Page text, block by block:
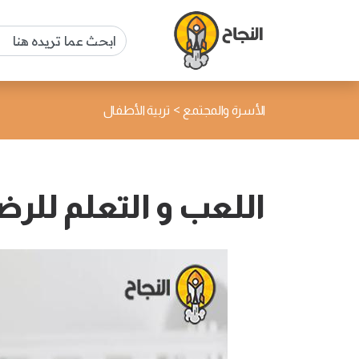
الأسرة والمجتمع > تربية الأطفال
اللعب و التعلم للرضيع 1 –